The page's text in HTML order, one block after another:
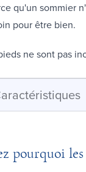
qu'un sommier
pour être bien.
ne sont pas
pourquoi